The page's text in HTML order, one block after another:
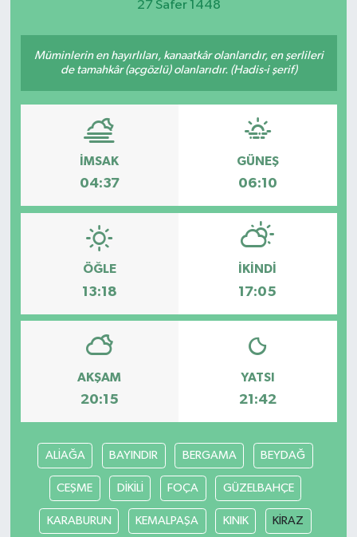
27 Safer 1448
Müminlerin en hayırlıları, kanaatkâr olanlarıdır, en şerlileri
de tamahkâr (açgözlü) olanlarıdır. (Hadis-i şerif)
İMSAK
04:37
GÜNEŞ
06:10
ÖĞLE
13:18
İKINDI
17:05
AKŞAM
20:15
YATSI
21:42
ALİAĞA BAYINDIR BERGAMA BEYDAĞ
CEŞME DİKİLİ FOÇA GÜZELBAHÇE
KARABURUN KEMALPAŞA KINIK KİRAZ
DÜZCE
KARABÜK
KASTAMONU